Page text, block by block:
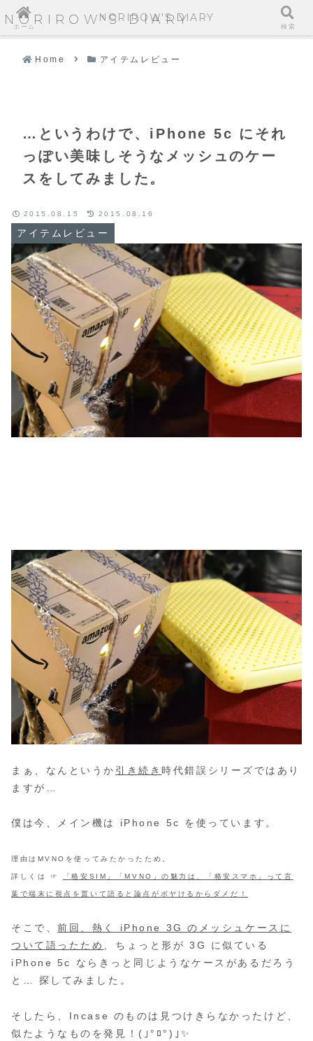
NORIROW'S DIARY
Home アイテムレビュー
…というわけで、iPhone 5c にそれ
っぽい美味しそうなメッシュのケー
スをしてみました。
アイテムレビュー
2015.08.15 2015.08.16
まぁ、なんというか 引き続き 時代錯誤シリーズではあり
ますが…
僕は今、メイン機は iPhone 5c を使っています。
理由はMVNOを使ってみたかったため。
詳しくは ☞ 「格安SIM」「MVNO」の魅力は、「格安スマホ」って言
葉で端末に視点を置いて語ると論点がボヤけるからダメだ！
そこで、前回、熱く iPhone 3G のメッシュケースに
ついて語ったため 、ちょっと形が 3G に似ている
iPhone 5c ならきっと同じようなケースがあるだろう
と… 探してみました。
そしたら、Incase のものは見つけきらなかったけど、
似たようなものを発見！(｣°ﾛ°)｣✨
ホーム
NORIROW'S DIARY
検索